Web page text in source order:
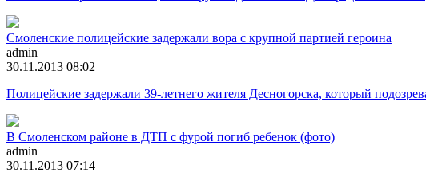
Смоленские полицейские задержали вора с крупной партией героина
admin
30.11.2013 08:02
Полицейские задержали 39-летнего жителя Десногорска, который
В Смоленском районе в ДТП с фурой погиб ребенок (фото)
admin
30.11.2013 07:14